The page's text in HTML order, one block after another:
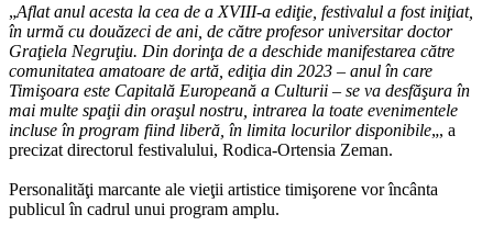
„Aflat anul acesta la cea de a XVIII-a ediţie, festivalul a fost iniţiat,
în urmă cu douăzeci de ani, de către profesor universitar doctor
Graţiela Negruţiu. Din dorinţa de a deschide manifestarea către
comunitatea amatoare de artă, ediţia din 2023 – anul în care
Timişoara este Capitală Europeană a Culturii – se va desfăşura în
mai multe spaţii din oraşul nostru, intrarea la toate evenimentele
incluse în program fiind liberă, în limita locurilor disponibile„, a
precizat directorul festivalului, Rodica-Ortensia Zeman.
Personalităţi marcante ale vieţii artistice timişorene vor încânta
publicul în cadrul unui program amplu.